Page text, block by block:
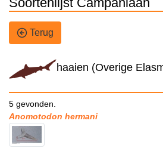
Terug
haaien (Overige
5 gevonden.
Anomotodon hermani